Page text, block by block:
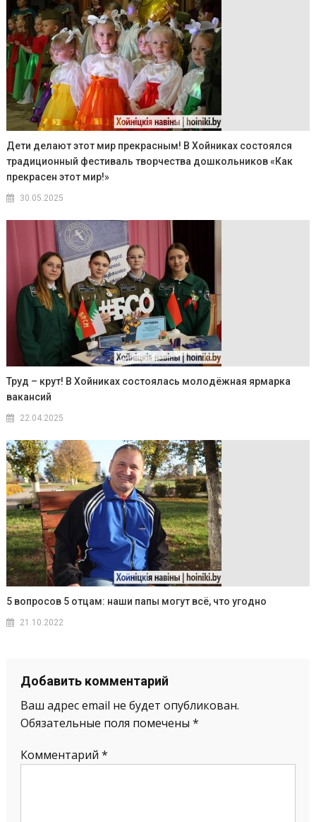
Дети делают этот мир прекрасным! В Хойниках состоялся
традиционный фестиваль творчества дошкольников «Как
прекрасен этот мир!»
30.05.2025
Труд – крут! В Хойниках состоялась молодёжная ярмарка
вакансий
22.04.2025
5 вопросов 5 отцам: наши папы могут всё, что угодно
21.10.2022
Добавить комментарий
Ваш адрес email не будет опубликован.
Обязательные поля помечены *
Комментарий *